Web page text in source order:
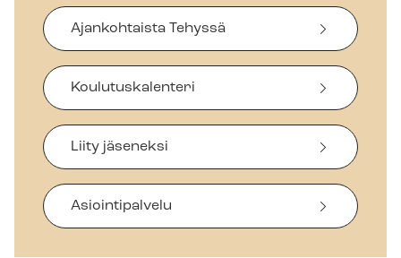
Ajankohtaista Tehyssä
Koulutuskalenteri
Liity jäseneksi
Asiointipalvelu